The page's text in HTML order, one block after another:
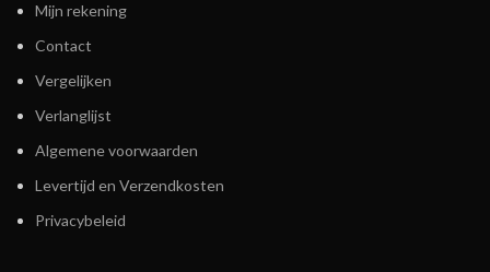
Mijn rekening
Contact
Vergelijken
Verlanglijst
Algemene voorwaarden
Levertijd en Verzendkosten
Privacybeleid